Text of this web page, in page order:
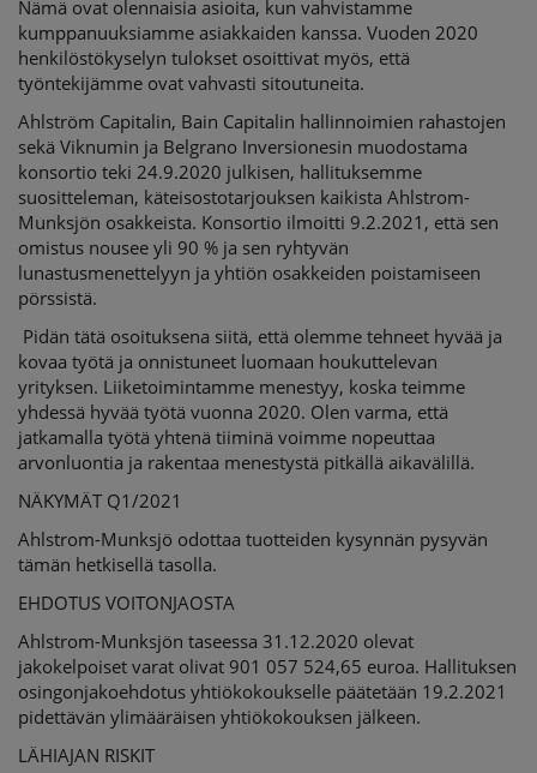
Nämä ovat olennaisia asioita, kun vahvistamme
kumppanuuksiamme asiakkaiden kanssa. Vuoden 2020
henkilöstökyselyn tulokset osoittivat myös, että
työntekijämme ovat vahvasti sitoutuneita.
Ahlström Capitalin, Bain Capitalin hallinnoimien rahastojen
sekä Viknumin ja Belgrano Inversionesin muodostama
konsortio teki 24.9.2020 julkisen, hallituksemme
suositteleman, käteisostotarjouksen kaikista Ahlstrom-
Munksjön osakkeista. Konsortio ilmoitti 9.2.2021, että sen
omistus nousee yli 90 % ja sen ryhtyvän
lunastusmenettelyyn ja yhtiön osakkeiden poistamiseen
pörssistä.
Pidän tätä osoituksena siitä, että olemme tehneet hyvää ja
kovaa työtä ja onnistuneet luomaan houkuttelevan
yrityksen. Liiketoimintamme menestyy, koska teimme
yhdessä hyvää työtä vuonna 2020. Olen varma, että
jatkamalla työtä yhtenä tiiminä voimme nopeuttaa
arvonluontia ja rakentaa menestystä pitkällä aikavälillä.
NÄKYMÄT Q1/2021
Ahlstrom-Munksjö odottaa tuotteiden kysynnän pysyvän
tämän hetkisellä tasolla.
EHDOTUS VOITONJAOSTA
Ahlstrom-Munksjön taseessa 31.12.2020 olevat
jakokelpoiset varat olivat 901 057 524,65 euroa. Hallituksen
osingonjakoehdotus yhtiökokoukselle päätetään 19.2.2021
pidettävän ylimääräisen yhtiökokouksen jälkeen.
LÄHIAJAN RISKIT